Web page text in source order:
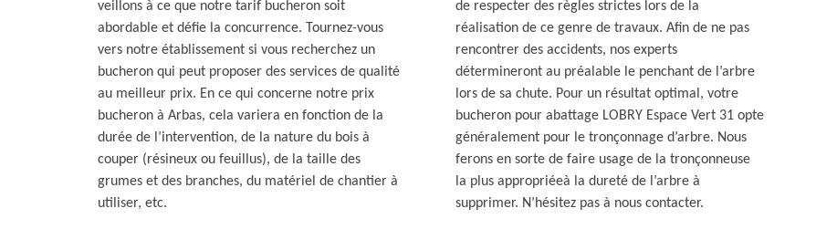
veillons à ce que notre tarif bucheron soit
abordable et défie la concurrence. Tournez-vous
vers notre établissement si vous recherchez un
bucheron qui peut proposer des services de qualité
au meilleur prix. En ce qui concerne notre prix
bucheron à Arbas, cela variera en fonction de la
durée de l’intervention, de la nature du bois à
couper (résineux ou feuillus), de la taille des
grumes et des branches, du matériel de chantier à
utiliser, etc.
de respecter des règles strictes lors de la
réalisation de ce genre de travaux. Afin de ne pas
rencontrer des accidents, nos experts
détermineront au préalable le penchant de l’arbre
lors de sa chute. Pour un résultat optimal, votre
bucheron pour abattage LOBRY Espace Vert 31 opte
généralement pour le tronçonnage d’arbre. Nous
ferons en sorte de faire usage de la tronçonneuse
la plus appropriéeà la dureté de l’arbre à
supprimer. N’hésitez pas à nous contacter.